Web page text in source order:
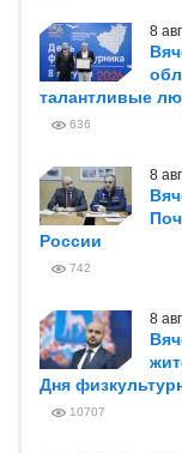
8
талантливые
636
8
России
742
8
Дня
10707